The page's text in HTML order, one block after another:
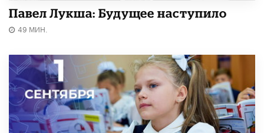
Павел Лукша: Будущее наступило
49 МИН.